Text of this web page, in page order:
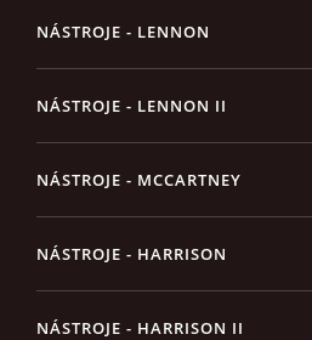
NÁSTROJE - LENNON
NÁSTROJE - LENNON II
NÁSTROJE - MCCARTNEY
NÁSTROJE - HARRISON
NÁSTROJE - HARRISON II